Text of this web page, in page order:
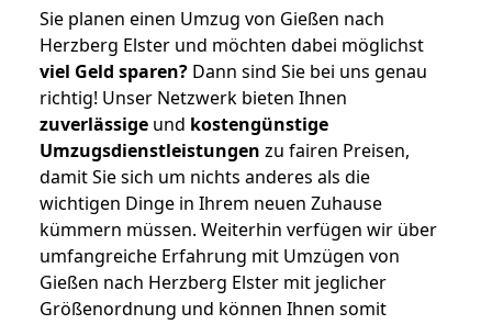
Sie planen einen Umzug von Gießen nach
Herzberg Elster und möchten dabei möglichst
viel Geld sparen? Dann sind Sie bei uns genau
richtig! Unser Netzwerk bieten Ihnen
zuverlässige und kostengünstige
Umzugsdienstleistungen zu fairen Preisen,
damit Sie sich um nichts anderes als die
wichtigen Dinge in Ihrem neuen Zuhause
kümmern müssen. Weiterhin verfügen wir über
umfangreiche Erfahrung mit Umzügen von
Gießen nach Herzberg Elster mit jeglicher
Größenordnung und können Ihnen somit